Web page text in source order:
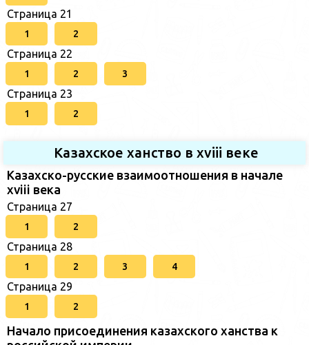
Страница 21
1 2
Страница 22
1 2 3
Страница 23
1 2
Казахское ханство в хviii веке
Казахско-русские взаимоотношения в начале
xviii века
Страница 27
1 2
Страница 28
1 2 3 4
Страница 29
1 2
Начало присоединения казахского ханства к